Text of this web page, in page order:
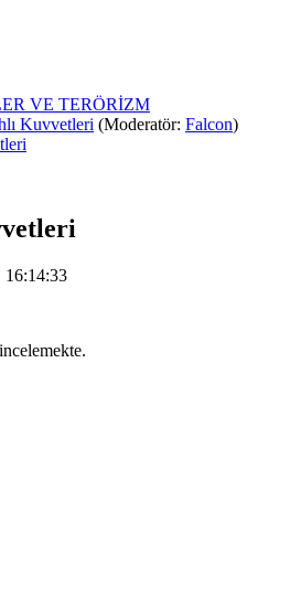
VE TERÖRİZM
Kuvvetleri (Moderatör: Falcon)
16:14:33